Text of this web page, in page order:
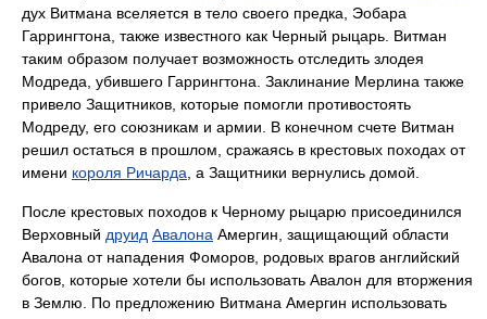
дух Витмана вселяется в тело своего предка, Эобара
Гаррингтона, также известного как Черный рыцарь. Витман
таким образом получает возможность отследить злодея
Модреда, убившего Гаррингтона. Заклинание Мерлина также
привело Защитников, которые помогли противостоять
Модреду, его союзникам и армии. В конечном счете Витман
решил остаться в прошлом, сражаясь в крестовых походах от
имени короля Ричарда , а Защитники вернулись домой.
После крестовых походов к Черному рыцарю присоединился
Верховный друид Авалона Амергин, защищающий области
Авалона от нападения Фоморов, родовых врагов английский
богов, которые хотели бы использовать Авалон для вторжения
в Землю. По предложению Витмана Амергин использовать